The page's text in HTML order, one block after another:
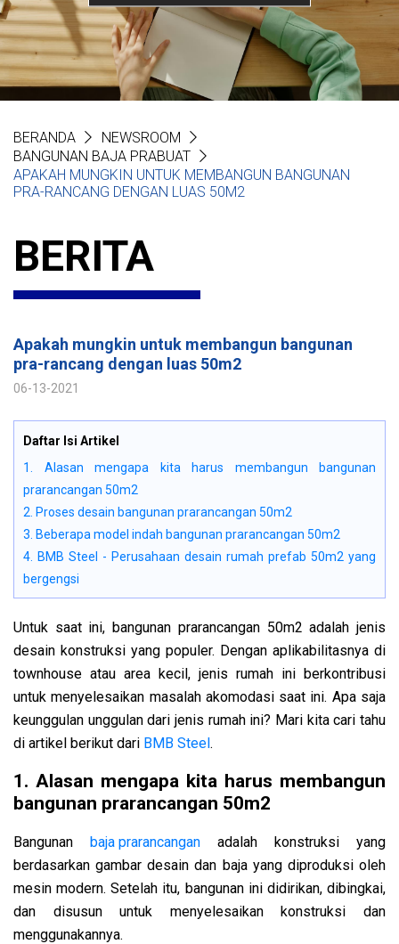
BERANDA
NEWSROOM
BANGUNAN BAJA PRABUAT
APAKAH MUNGKIN UNTUK MEMBANGUN BANGUNAN
PRA-RANCANG DENGAN LUAS 50M2
BERITA
Apakah mungkin untuk membangun bangunan
pra-rancang dengan luas 50m2
06-13-2021
Daftar Isi Artikel
1. Alasan mengapa kita harus membangun bangunan
prarancangan 50m2
2. Proses desain bangunan prarancangan 50m2
3. Beberapa model indah bangunan prarancangan 50m2
4. BMB Steel - Perusahaan desain rumah prefab 50m2 yang
bergengsi
Untuk saat ini, bangunan prarancangan 50m2 adalah jenis
desain konstruksi yang populer. Dengan aplikabilitasnya di
townhouse atau area kecil, jenis rumah ini berkontribusi
untuk menyelesaikan masalah akomodasi saat ini. Apa saja
keunggulan unggulan dari jenis rumah ini? Mari kita cari tahu
di artikel berikut dari BMB Steel.
1. Alasan mengapa kita harus membangun
bangunan prarancangan 50m2
Bangunan baja prarancangan adalah konstruksi yang
berdasarkan gambar desain dan baja yang diproduksi oleh
mesin modern. Setelah itu, bangunan ini didirikan, dibingkai,
dan disusun untuk menyelesaikan konstruksi dan
menggunakannya.